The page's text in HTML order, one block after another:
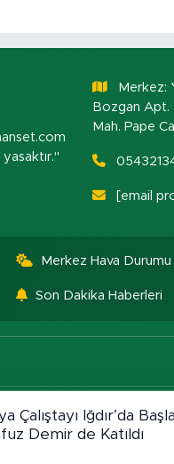
Merkez:
Bozgan Apt.
Mah. Pape
[email
Merkez Hava Durumu
Son Dakika Haberleri
Çalıştayı Iğdır’da
Demir de Katıldı